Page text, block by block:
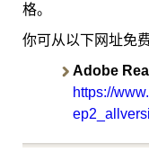
格。
你可从以下网址免
Adobe
https://